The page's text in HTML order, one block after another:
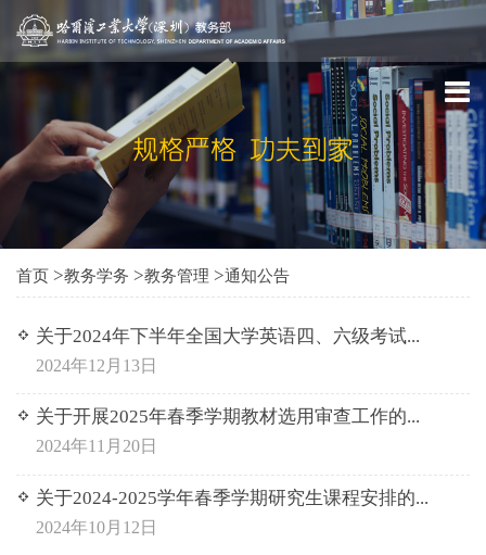
首页 >教务学务 >教务管理 >通知公告
关于2024年下半年全国大学英语四、六级考试...
2024年12月13日
关于开展2025年春季学期教材选用审查工作的...
2024年11月20日
关于2024-2025学年春季学期研究生课程安排的...
2024年10月12日